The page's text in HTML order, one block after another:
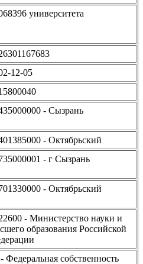
университета
12-05
- Сызрань
- Октябрьский
- г Сызрань
- Октябрьский
- Министерство науки и
образования Российской
Федеральная собственность